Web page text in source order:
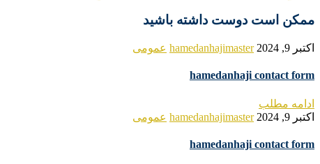
ممکن است دوست داشته باشید
اکتبر 9, 2024 hamedanhajimaster عمومی
hamedanhaji contact form
ادامه مطلب
اکتبر 9, 2024
hamedanhajimaster عمومی
hamedanhaji contact form